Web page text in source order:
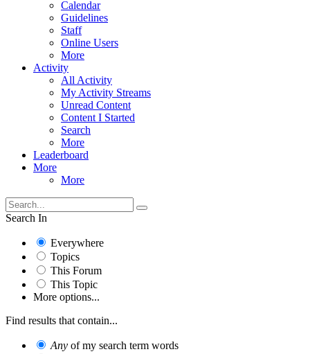
Calendar
Guidelines
Staff
Online Users
More
Activity
All Activity
My Activity Streams
Unread Content
Content I Started
Search
More
Leaderboard
More
More
Search In
Everywhere
Topics
This Forum
This Topic
More options...
Find results that contain...
Any of my search term words